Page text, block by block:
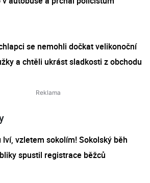
se nemohli dočkat velikonoční
a chtěli ukrást sladkosti z obchodu
lví, vzletem sokolím! Sokolský běh
spustil registrace běžců